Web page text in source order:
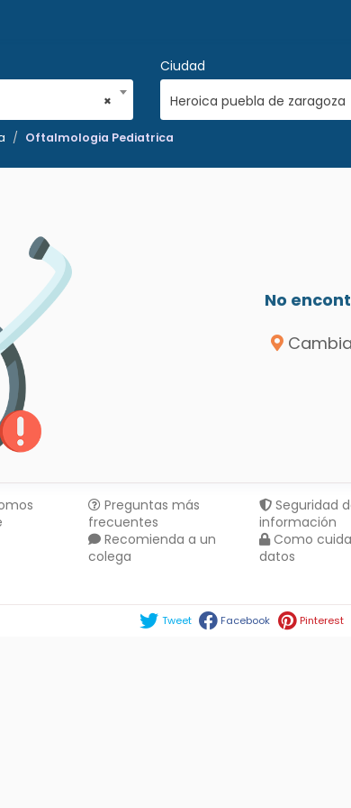
×
Ciudad
Heroica puebla de zaragoza
Oftalmologia Pediatrica
No
Preguntas más
frecuentes
Recomienda a un
colega
Seguridad
información
Como
datos
Tweet Facebook Pinterest